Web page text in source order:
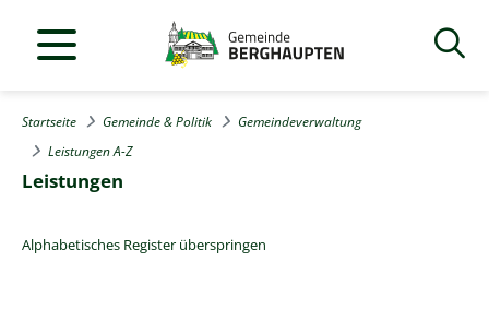
Startseite Gemeinde & Politik
Gemeindeverwaltung
Leistungen A-Z
Leistungen
Alphabetisches Register überspringen